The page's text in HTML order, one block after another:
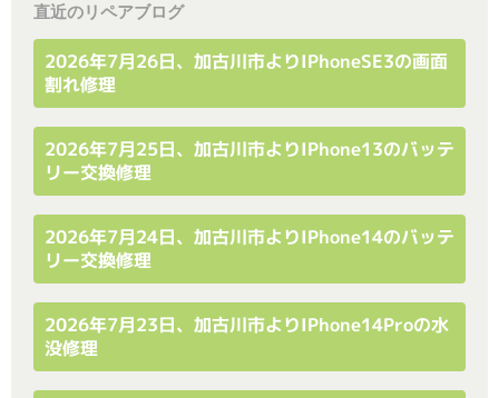
直近のリペアブログ
2026年7月26日、加古川市よりiPhoneSE3の画面
割れ修理
2026年7月25日、加古川市よりiPhone13のバッテ
リー交換修理
2026年7月24日、加古川市よりiPhone14のバッテ
リー交換修理
2026年7月23日、加古川市よりiPhone14Proの水
没修理